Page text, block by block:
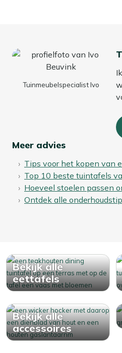
Tuinmeubelspecialist Ivo
Meer advies
Tips voor het kopen van
Top 10 beste tuintafels
Hoeveel stoelen passen
Ontdek alle
Bekijk alle
eettafels
Bekijk alle
accessoires